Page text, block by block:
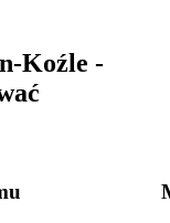
Koźle -